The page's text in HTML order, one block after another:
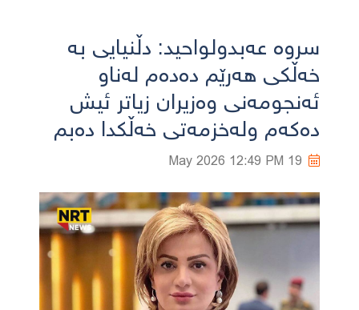
سروە عەبدولواحید: دڵنیایی بە
خەڵکی هەرێم دەدەم لەناو
ئەنجومەنی وەزیران زیاتر ئیش
دەکەم ولەخزمەتی خەڵکدا دەبم
19 May 2026
12:49 PM